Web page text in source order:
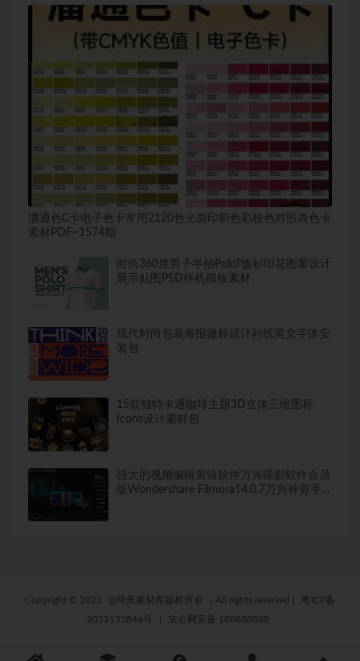
潘通色C卡电子色卡常用2120色光面印刷色彩校色对照表色卡
素材PDF~1574期
时尚360度男子半袖PoloT恤衫印花图案设计
展示贴图PSD样机模板素材
现代时尚包装海报徽标设计衬线英文字体安
装包
15款独特卡通咖啡主题3D立体三维图标
Icons设计素材包
强大的视频编辑剪辑软件万兴喵影软件会员
版Wondershare Filmora14.0.7万兴神剪手
Copyright © 2021 @琦美素材库版权所有 - All rights reserved
粤ICP备
2022133846号
京公网安备 188888888